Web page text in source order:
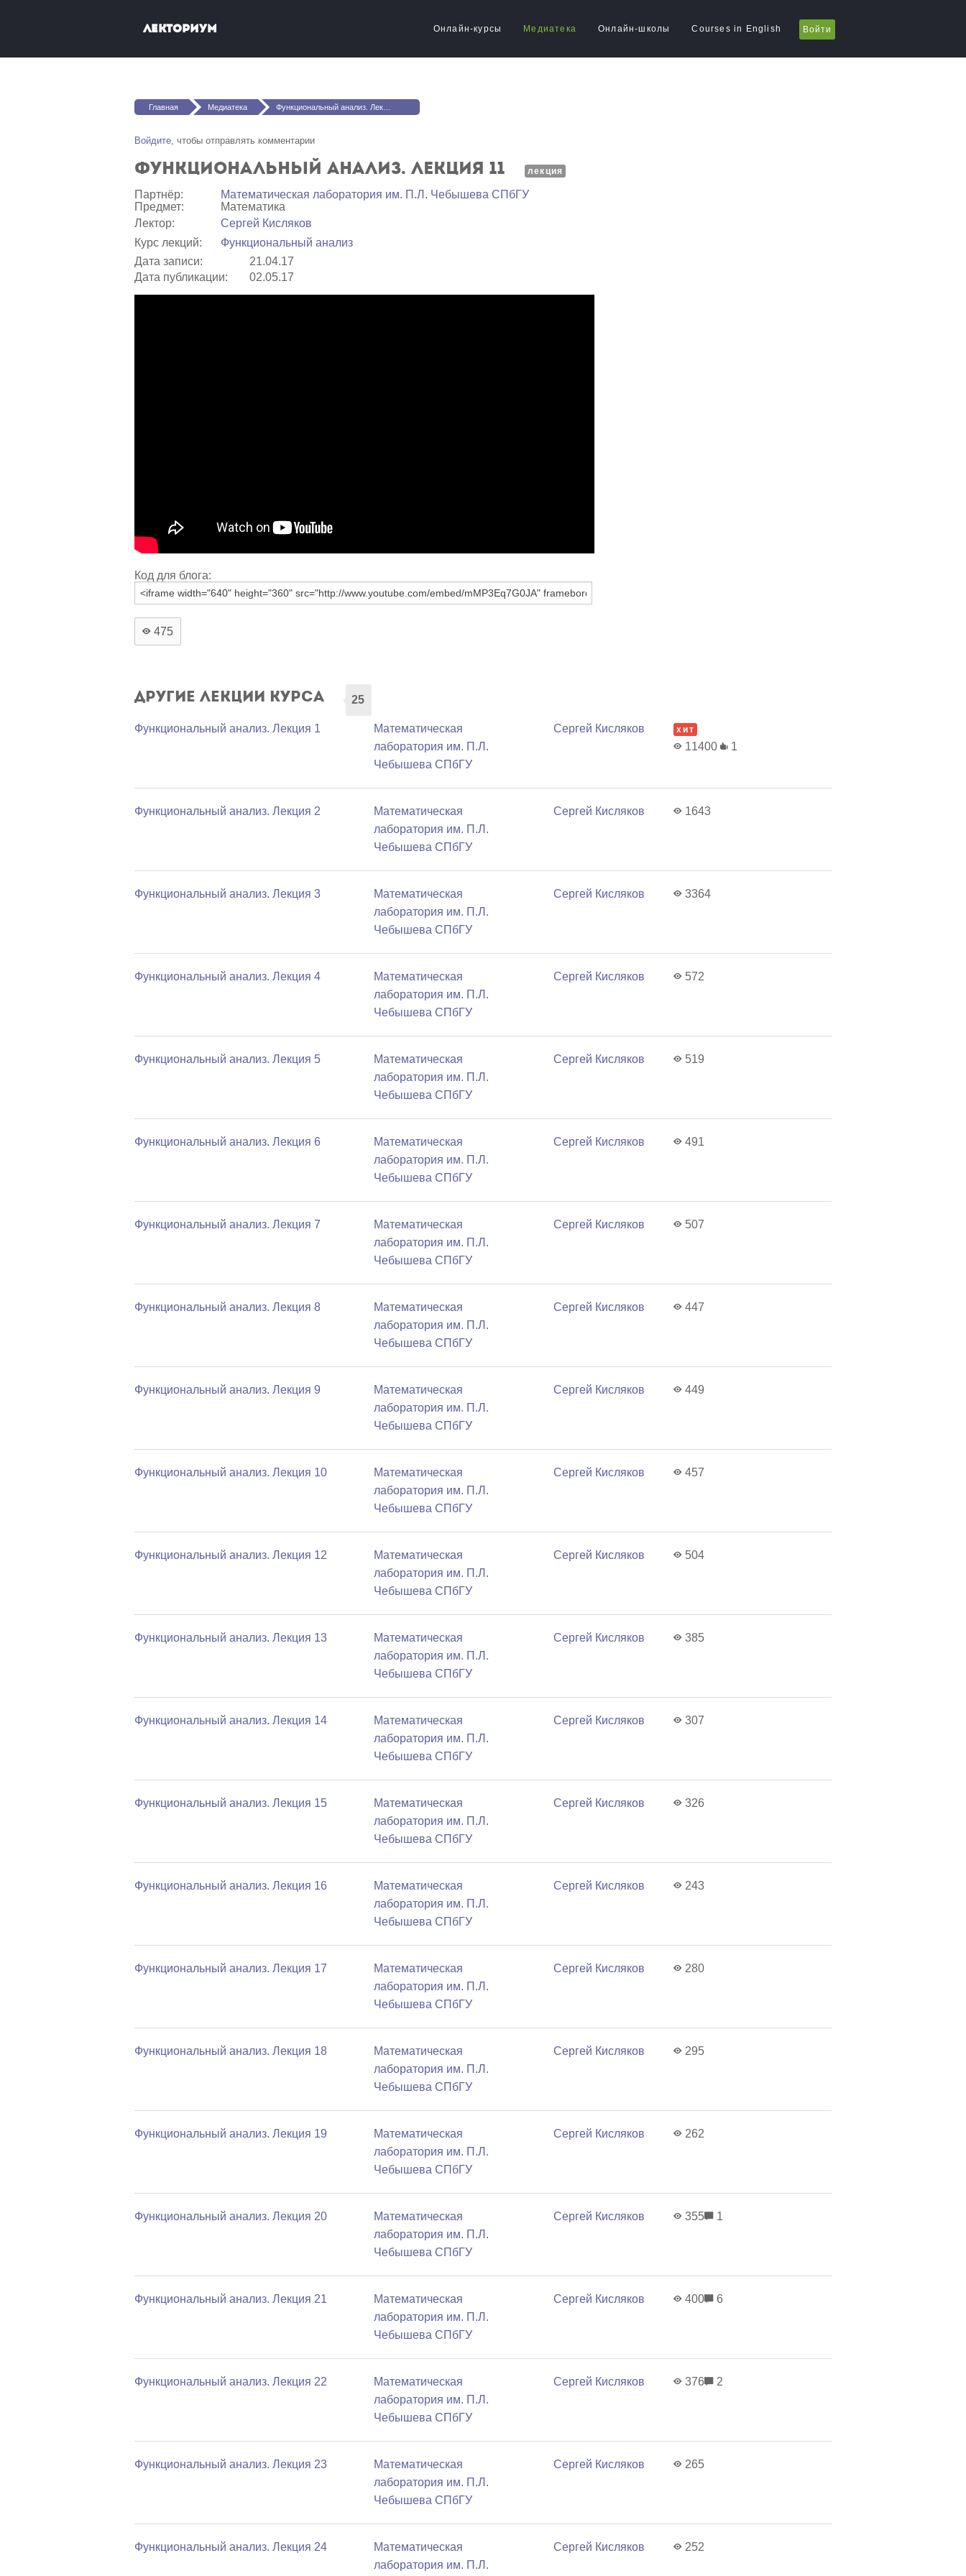
Лекториум Онлайн-курсы Медиатека Онлайн-школы Courses in English Войти
Вы здесь
Главная Медиатека Функциональный анализ. Лекция 11
Войдите, чтобы отправлять комментарии
Функциональный анализ. Лекция 11 лекция
Партнёр:
Математичеcкая лаборатория им. П.Л. Чебышева СПбГУ
Предмет:
Математика
Лектор:
Сергей Кисляков
Курс лекций:
Функциональный анализ
Дата записи:
21.04.17
Дата публикации:
02.05.17
Код для блога:
475
Другие лекции курса 25
Функциональный анализ. Лекция 1
Математичеcкая
лаборатория им. П.Л.
Чебышева СПбГУ
Сергей Кисляков хит
11400 1
Функциональный анализ. Лекция 2
Математичеcкая
лаборатория им. П.Л.
Чебышева СПбГУ
Сергей Кисляков 1643
Функциональный анализ. Лекция 3
Математичеcкая
лаборатория им. П.Л.
Чебышева СПбГУ
Сергей Кисляков 3364
Функциональный анализ. Лекция 4
Математичеcкая
лаборатория им. П.Л.
Чебышева СПбГУ
Сергей Кисляков 572
Функциональный анализ. Лекция 5
Математичеcкая
лаборатория им. П.Л.
Чебышева СПбГУ
Сергей Кисляков 519
Функциональный анализ. Лекция 6
Математичеcкая
лаборатория им. П.Л.
Чебышева СПбГУ
Сергей Кисляков 491
Функциональный анализ. Лекция 7
Математичеcкая
лаборатория им. П.Л.
Чебышева СПбГУ
Сергей Кисляков 507
Функциональный анализ. Лекция 8
Математичеcкая
лаборатория им. П.Л.
Чебышева СПбГУ
Сергей Кисляков 447
Функциональный анализ. Лекция 9
Математичеcкая
лаборатория им. П.Л.
Чебышева СПбГУ
Сергей Кисляков 449
Функциональный анализ. Лекция 10
Математичеcкая
лаборатория им. П.Л.
Чебышева СПбГУ
Сергей Кисляков 457
Функциональный анализ. Лекция 12
Математичеcкая
лаборатория им. П.Л.
Чебышева СПбГУ
Сергей Кисляков 504
Функциональный анализ. Лекция 13
Математичеcкая
лаборатория им. П.Л.
Чебышева СПбГУ
Сергей Кисляков 385
Функциональный анализ. Лекция 14
Математичеcкая
лаборатория им. П.Л.
Чебышева СПбГУ
Сергей Кисляков 307
Функциональный анализ. Лекция 15
Математичеcкая
лаборатория им. П.Л.
Чебышева СПбГУ
Сергей Кисляков 326
Функциональный анализ. Лекция 16
Математичеcкая
лаборатория им. П.Л.
Чебышева СПбГУ
Сергей Кисляков 243
Функциональный анализ. Лекция 17
Математичеcкая
лаборатория им. П.Л.
Чебышева СПбГУ
Сергей Кисляков 280
Функциональный анализ. Лекция 18
Математичеcкая
лаборатория им. П.Л.
Чебышева СПбГУ
Сергей Кисляков 295
Функциональный анализ. Лекция 19
Математичеcкая
лаборатория им. П.Л.
Чебышева СПбГУ
Сергей Кисляков 262
Функциональный анализ. Лекция 20
Математичеcкая
лаборатория им. П.Л.
Чебышева СПбГУ
Сергей Кисляков 355 1
Функциональный анализ. Лекция 21
Математичеcкая
лаборатория им. П.Л.
Чебышева СПбГУ
Сергей Кисляков 400 6
Функциональный анализ. Лекция 22
Математичеcкая
лаборатория им. П.Л.
Чебышева СПбГУ
Сергей Кисляков 376 2
Функциональный анализ. Лекция 23
Математичеcкая
лаборатория им. П.Л.
Чебышева СПбГУ
Сергей Кисляков 265
Функциональный анализ. Лекция 24
Математичеcкая
лаборатория им. П.Л.
Сергей Кисляков 252